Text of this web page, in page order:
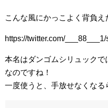
こんな風にかっこよく背負え
https://twitter.com/
本名はダンゴムシリュック
なのですね！
一度使うと、手放せなくなる